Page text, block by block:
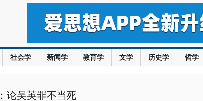
社会学 新闻学 教育学 文学 历史学 哲学
论吴英罪不当死